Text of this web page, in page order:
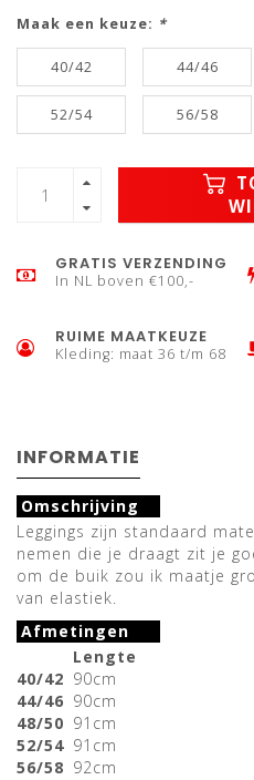
Maak een keuze: *
40/42 44/46
52/54 56/58
GRATIS VERZENDING
In NL boven €100,-
RUIME MAATKEUZE
Kleding: maat 36 t/m 68
INFORMATIE
Omschrijving
Leggings zijn standaard
nemen die je draagt zit je
om de buik zou ik maatje
van elastiek.
Afmetingen
Lengte
40/42 90cm
44/46 90cm
48/50 91cm
52/54 91cm
56/58 92cm